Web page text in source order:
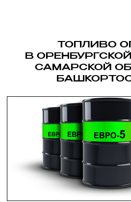
ТОПЛИВО
В
САМАРСКОЙ